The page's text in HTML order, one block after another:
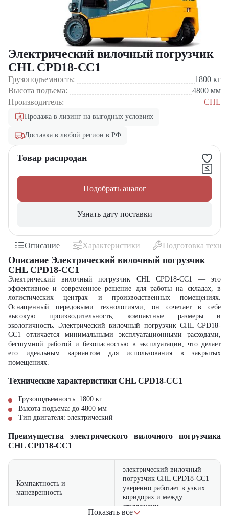
Электрический вилочный погрузчик
CHL CPD18-CC1
Грузоподъемность: 1800 кг
Высота подъема:
4800 мм
Производитель:
CHL
Продажа в лизинг на выгодных условиях
Доставка в любой регион в РФ
Товар распродан
Подобрать аналог
Узнать дату поставки
Описание Характеристики Подготовка
Описание Электрический вилочный погрузчик
CHL CPD18-CC1
Электрический вилочный погрузчик CHL CPD18-CC1 — это
эффективное и современное решение для работы на складах, в
логистических центрах и производственных помещениях.
Оснащенный передовыми технологиями, он сочетает в себе
высокую производительность, компактные размеры и
экологичность. Электрический вилочный погрузчик CHL CPD18-
CC1 отличается минимальными эксплуатационными расходами,
бесшумной работой и безопасностью в эксплуатации, что делает
его идеальным вариантом для использования в закрытых
помещениях.
Технические характеристики CHL CPD18-CC1
Грузоподъемность: 1800 кг
Высота подъема: до 4800 мм
Тип двигателя: электрический
Преимущества электрического вилочного погрузчика
CHL CPD18-CC1
Компактность и
маневренность
электрический вилочный
погрузчик CHL CPD18-CC1
уверенно работает в узких
коридорах и между
стеллажами
Показать все